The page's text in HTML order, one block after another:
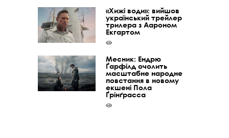
«Хижі води»: вийшов
український трейлер
трилера з Аароном
Екгартом
Месник: Ендрю
Ґарфілд очолить
масштабне народне
повстання в новому
екшені Пола
Ґрінґрасса